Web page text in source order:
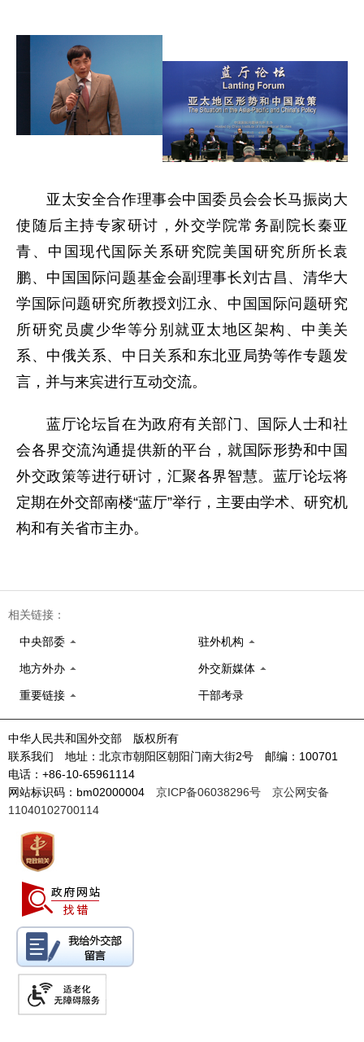
亚太安全合作理事会中国委员会会长马振岗大
使随后主持专家研讨，外交学院常务副院长秦亚
青、中国现代国际关系研究院美国研究所所长袁
鹏、中国国际问题基金会副理事长刘古昌、清华大
学国际问题研究所教授刘江永、中国国际问题研究
所研究员虞少华等分别就亚太地区架构、中美关
系、中俄关系、中日关系和东北亚局势等作专题发
言，并与来宾进行互动交流。
蓝厅论坛旨在为政府有关部门、国际人士和社
会各界交流沟通提供新的平台，就国际形势和中国
外交政策等进行研讨，汇聚各界智慧。蓝厅论坛将
定期在外交部南楼“蓝厅”举行，主要由学术、研究机
构和有关省市主办。
相关链接：
中央部委 驻外机构
地方外办 外交新媒体
重要链接 干部考录
中华人民共和国外交部 版权所有
联系我们 地址：北京市朝阳区朝阳门南大街2号 邮编：100701
电话：+86-10-65961114
网站标识码：bm02000004 京ICP备06038296号
京公网安备
11040102700114